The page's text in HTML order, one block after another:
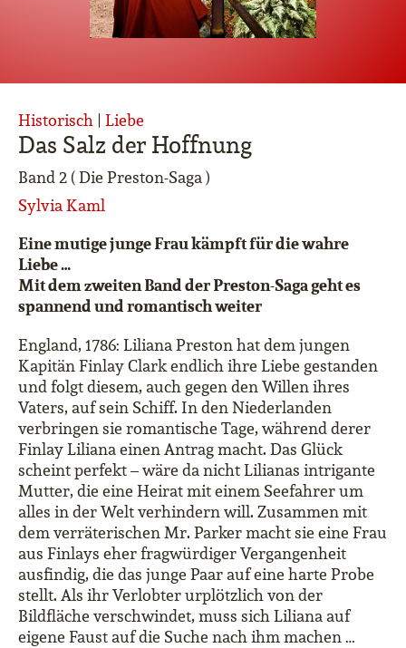
Das Salz der Hoffnung
Band 2 ( Die Preston-Saga )
Sylvia Kaml
Historisch | Liebe
Eine mutige junge Frau kämpft für die wahre
Liebe …
Mit dem zweiten Band der Preston-Saga geht es
spannend und romantisch weiter
England, 1786: Liliana Preston hat dem jungen
Kapitän Finlay Clark endlich ihre Liebe gestanden
und folgt diesem, auch gegen den Willen ihres
Vaters, auf sein Schiff. In den Niederlanden
verbringen sie romantische Tage, während derer
Finlay Liliana einen Antrag macht. Das Glück
scheint perfekt – wäre da nicht Lilianas intrigante
Mutter, die eine Heirat mit einem Seefahrer um
alles in der Welt verhindern will. Zusammen mit
dem verräterischen Mr. Parker macht sie eine Frau
aus Finlays eher fragwürdiger Vergangenheit
ausfindig, die das junge Paar auf eine harte Probe
stellt. Als ihr Verlobter urplötzlich von der
Bildfläche verschwindet, muss sich Liliana auf
eigene Faust auf die Suche nach ihm machen …